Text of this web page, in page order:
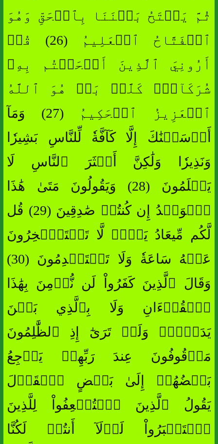
ثُمَّ يَفۡتَحُ بَيۡنَنَا بِٱلۡحَقِّ وَهُوَ
ٱلۡفَتَّاحُ ٱلۡعَلِيمُ (26) قُلۡ
أَرُونِيَ ٱلَّذِينَ أَلۡحَقۡتُم بِهِۦ
شُرَكَآءَۖ كَلَّاۚ بَلۡ هُوَ ٱللَّهُ
ٱلۡعَزِيزُ ٱلۡحَكِيمُ (27) وَمَآ
أَرۡسَلۡنَٰكَ إِلَّا كَآفَّةٗ لِّلنَّاسِ بَشِيرٗا
وَنَذِيرٗا وَلَٰكِنَّ أَكۡثَرَ ٱلنَّاسِ لَا
يَعۡلَمُونَ (28) وَيَقُولُونَ مَتَىٰ هَٰذَا
ٱلۡوَعۡدُ إِن كُنتُمۡ صَٰدِقِينَ (29) قُل
لَّكُم مِّيعَادُ يَوۡمٖ لَّا تَسۡتَـٔۡخِرُونَ
عَنۡهُ سَاعَةٗ وَلَا تَسۡتَقۡدِمُونَ (30)
وَقَالَ ٱلَّذِينَ كَفَرُواْ لَن نُّؤۡمِنَ بِهَٰذَا
ٱلۡقُرۡءَانِ وَلَا بِٱلَّذِي بَيۡنَ
يَدَيۡهِۗ وَلَوۡ تَرَىٰٓ إِذِ ٱلظَّٰلِمُونَ
مَوۡقُوفُونَ عِندَ رَبِّهِمۡ يَرۡجِعُ
بَعۡضُهُمۡ إِلَىٰ بَعۡضٍ ٱلۡقَوۡلَ
يَقُولُ ٱلَّذِينَ ٱسۡتُضۡعِفُواْ لِلَّذِينَ
ٱسۡتَكۡبَرُواْ لَوۡلَآ أَنتُمۡ لَكُنَّا